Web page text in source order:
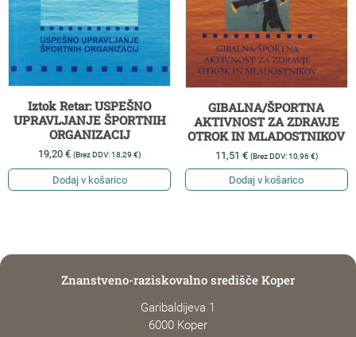
Iztok Retar: USPEŠNO
UPRAVLJANJE ŠPORTNIH
ORGANIZACIJ
19,20€ (Brez DDV:18,29€)
Dodaj v košarico
GIBALNA/ŠPORTNA
AKTIVNOST ZA ZDRAVJE
OTROK IN MLADOSTNIKOV
11,51 € (Brez DDV:10,96€)
Dodaj v košarico
Znanstveno-raziskovalno središče Koper
Garibaldijeva 1
6000 Koper